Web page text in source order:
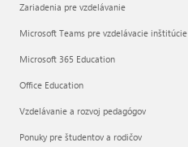
Zariadenia pre vzdelávanie
Microsoft Teams pre vzdelávacie inštitúcie
Microsoft 365 Education
Office Education
Vzdelávanie a rozvoj pedagógov
Ponuky pre študentov a rodičov